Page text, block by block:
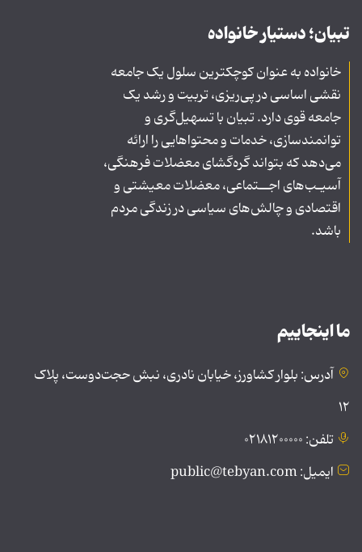
تبیان؛ دستیار خانواده
خانواده به عنوان کوچکترین سلول یک جامعه
نقشی اساسی در پی‌ریزی، تربیت و رشد یک
جامعه قوی دارد. تبیان با تسهیل‌گری و
توانمندسازی، خدمات و محتواهایی را ارائه
می‌دهد که بتواند گره‌گشای معضلات فرهنگی،
آسیـب‌های اجــتماعی، معضلات معیشتی و
اقتصادی و چالش‌های سیاسی در زندگی مردم
باشد.
ما اینجاییم
آدرس: بلوار کشاورز، خیابان نادری، نبش حجت‌دوست، پلاک
۱۲
تلفن: ۰۲۱۸۱۲۰۰۰۰۰
ایمیل: public@tebyan.com